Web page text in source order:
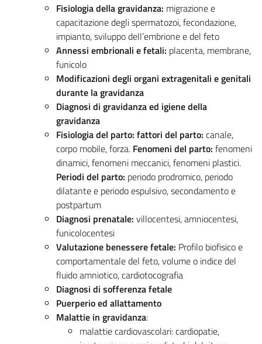
Fisiologia della gravidanza: migrazione e
capacitazione degli spermatozoi, fecondazione,
impianto, sviluppo dell’embrione e del feto
Annessi embrionali e fetali: placenta, membrane,
funicolo
Modificazioni degli organi extragenitali e genitali
durante la gravidanza
Diagnosi di gravidanza ed igiene della
gravidanza
Fisiologia del parto: fattori del parto: canale,
corpo mobile, forza. Fenomeni del parto: fenomeni
dinamici, fenomeni meccanici, fenomeni plastici.
Periodi del parto: periodo prodromico, periodo
dilatante e periodo espulsivo, secondamento e
postpartum
Diagnosi prenatale: villocentesi, amniocentesi,
funicolocentesi
Valutazione benessere fetale: Profilo biofisico e
comportamentale del feto, volume o indice del
fluido amniotico, cardiotocografia
Diagnosi di sofferenza fetale
Puerperio ed allattamento
Malattie in gravidanza:
malattie cardiovascolari: cardiopatie,